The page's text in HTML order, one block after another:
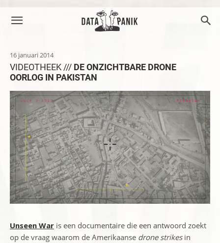
16 januari 2014
VIDEOTHEEK /// DE ONZICHTBARE DRONE
OORLOG IN PAKISTAN
Unseen War is een documentaire die een antwoord zoekt
op de vraag waarom de Amerikaanse drone strikesin